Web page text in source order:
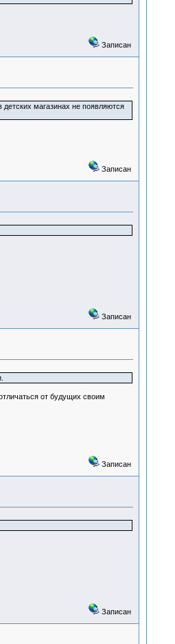
Записан
магазинах не появляются
Записан
Записан
от будущих своим
Записан
Записан